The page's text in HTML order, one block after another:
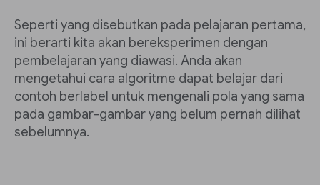
Seperti yang disebutkan pada pelajaran pertama,
ini berarti kita akan bereksperimen dengan
pembelajaran yang diawasi. Anda akan
mengetahui cara algoritme dapat belajar dari
contoh berlabel untuk mengenali pola yang sama
pada gambar-gambar yang belum pernah dilihat
sebelumnya.